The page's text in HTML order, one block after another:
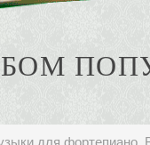
для фортепиано.